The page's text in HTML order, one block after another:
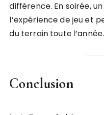
différence. En soirée,
l’expérience de jeu et
du terrain toute l’année.
Conclusion